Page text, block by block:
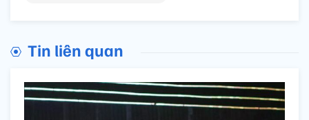
Tin liên quan